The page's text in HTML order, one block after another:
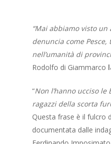
“Mai abbiamo visto
denuncia come
nell’umanità di
Rodolfo di Giammarco
“Non l’hanno ucciso le
ragazzi della scorta
Questa frase è il fulcro
documentata dalle